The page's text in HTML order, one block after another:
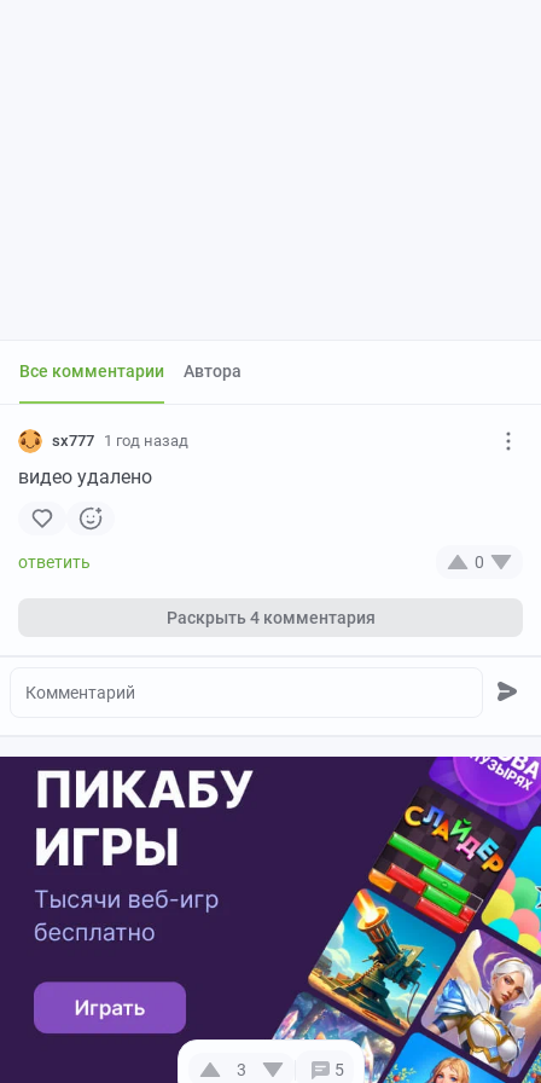
3 5
Все комментарии Автора
sx777 1 год назад
видео удалено
0
Раскрыть4 комментария